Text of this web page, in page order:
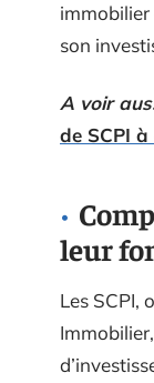
son
A voir
de SCPI à
leur
Les SCPI,